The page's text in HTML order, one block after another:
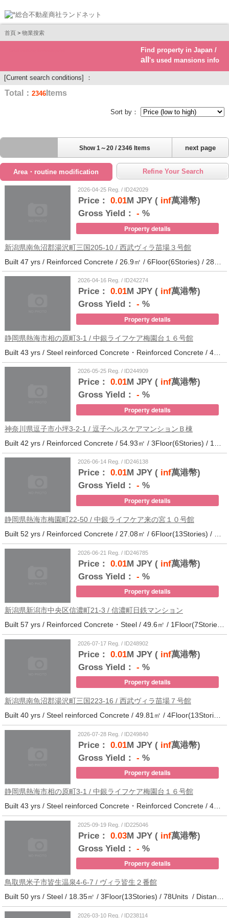
首頁 > 物業搜索
Find property in Japan /
all 's used mansions info
[Current search conditions] ：
Total： 2346Items
Sort by：
next page
Show 1～20 / 2346 Items
Area・routine modification Refine Your Search
2026-04-25 Reg. / ID242029
Price： 0.01M JPY (inf萬港幣)
Gross Yield： - %
Property details
新潟県南魚沼郡湯沢町三国205-10 / 西武ヴィラ苗場３号館
2026-04-16 Reg. / ID242274
Price： 0.01M JPY (inf萬港幣)
Gross Yield： - %
Property details
静岡県熱海市相の原町3-1 / 中銀ライフケア梅園台１６号館
Built 43 yrs / Steel reinforced Concrete・Reinforced Concrete / 44.37㎡ / 5Floor(14Stories) / 294Units / Distance from the station.25
2026-05-25 Reg. / ID244909
Price： 0.01M JPY (inf萬港幣)
Gross Yield： - %
Property details
神奈川県逗子市小坪3-2-1 / 逗子ヘルスケアマンションＢ棟
2026-06-14 Reg. / ID246138
Price： 0.01M JPY (inf萬港幣)
Gross Yield： - %
Property details
静岡県熱海市梅園町22-50 / 中銀ライフケア来の宮１０号館
2026-06-21 Reg. / ID246785
Price： 0.01M JPY (inf萬港幣)
Gross Yield： - %
Property details
新潟県新潟市中央区信濃町21-3 / 信濃町日鉄マンション
Built 57 yrs / Reinforced Concrete・Steel / 49.6㎡ / 1Floor(7Stories) / 21Units / Distance from the station.10
2026-07-17 Reg. / ID248902
Price： 0.01M JPY (inf萬港幣)
Gross Yield： - %
Property details
新潟県南魚沼郡湯沢町三国223-16 / 西武ヴィラ苗場７号館
Built 40 yrs / Steel reinforced Concrete / 49.81㎡ / 4Floor(13Stories) / 370Units / Distance from the station.
2026-07-28 Reg. / ID249840
Price： 0.01M JPY (inf萬港幣)
Gross Yield： - %
Property details
静岡県熱海市相の原町3-1 / 中銀ライフケア梅園台１６号館
Built 43 yrs / Steel reinforced Concrete・Reinforced Concrete / 44.37㎡ / 14Floor(14Stories) / 294Units / Distance from the station.25
2025-09-19 Reg. / ID225046
Price： 0.03M JPY (inf萬港幣)
Gross Yield： - %
Property details
鳥取県米子市皆生温泉4-6-7 / ヴィラ皆生２番館
Built 50 yrs / Steel / 18.35㎡ / 3Floor(13Stories) / 78Units / Distance from the station.
2026-03-10 Reg. / ID238114